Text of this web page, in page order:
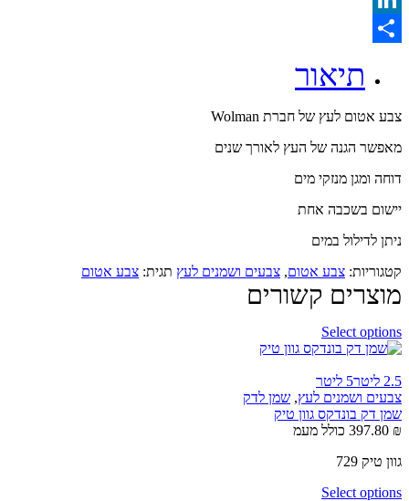
LinkedIn
תיאור
צבע אטום לעץ של חברת Wolman
מאפשר הגנה של העץ לאורך שנים
דוחה ומגן מנזקי מים
יישום בשכבה אחת
ניתן לדילול במים
קטגוריות: צבע אטום, צבעים ושמנים לעץ תגית: צבע אטום
מוצרים קשורים
Select options
2.5 ליטר
5 ליטר
צבעים ושמנים לעץ, שמן לדק
שמן דק בונדקס גוון טיק
397.80 ₪
כולל מעמ
גוון טיק 729
Select options